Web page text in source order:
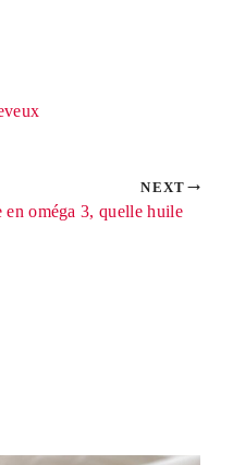
NEXT
oméga 3, quelle huile